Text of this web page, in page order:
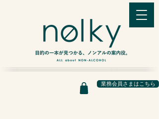
業務会員さまはこちら